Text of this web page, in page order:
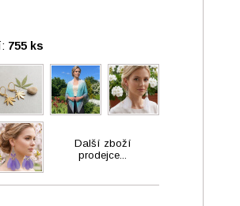
755 ks
Další zboží
prodejce...